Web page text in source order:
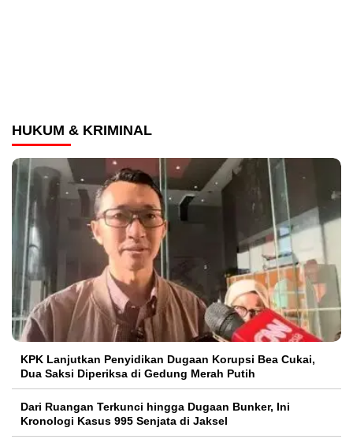
HUKUM & KRIMINAL
KPK Lanjutkan Penyidikan Dugaan Korupsi Bea Cukai,
Dua Saksi Diperiksa di Gedung Merah Putih
Dari Ruangan Terkunci hingga Dugaan Bunker, Ini
Kronologi Kasus 995 Senjata di Jaksel